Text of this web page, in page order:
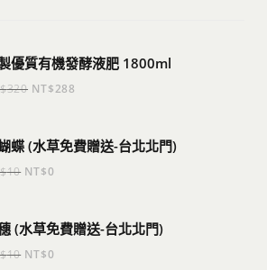
優質有機發酵液肥 1800ml
320 原
格：
NT$320。
NT$288
格：
蝶 (水草免費贈送-台北北門)
10 原
格：
NT$10。
NT$0
格：
(水草免費贈送-台北北門)
10 原
NT$0